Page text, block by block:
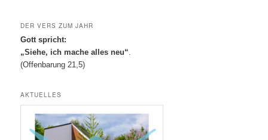
DER VERS ZUM JAHR
Gott spricht:
„Siehe, ich mache alles neu“.
(Offenbarung 21,5)
AKTUELLES